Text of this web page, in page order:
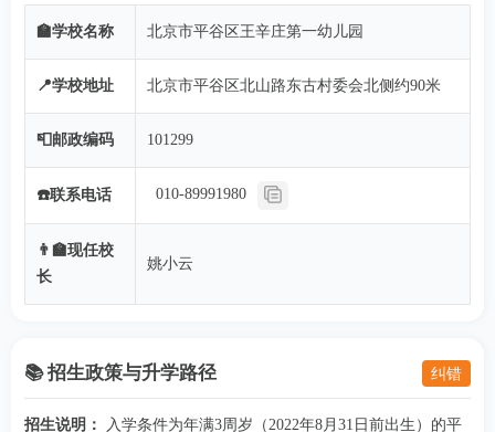
🏫学校名称 北京市平谷区王辛庄第一幼儿园
📍学校地址 北京市平谷区北山路东古村委会北侧约90米
📮邮政编码 101299
☎️联系电话 010-89991980
👨‍🏫现任校
长
姚小云
📚 招生政策与升学路径 纠错
招生说明：
入学条件为年满3周岁（2022年8月31日前出生）的平